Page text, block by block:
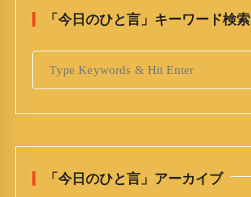
「今日のひと言」キーワード検索
「今日のひと言」アーカイブ